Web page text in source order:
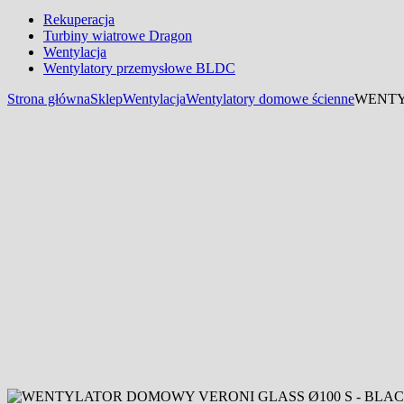
Rekuperacja
Turbiny wiatrowe Dragon
Wentylacja
Wentylatory przemysłowe BLDC
Strona głównaSklepWentylacjaWentylatory domowe ścienne